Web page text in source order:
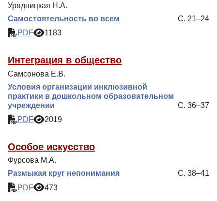
Урядницкая Н.А.
Самостоятельность во всем
С. 21–24
PDF
1183
Интеграция в общество
Самсонова Е.В.
Условия организации инклюзивной
практики в дошкольном образовательном
учреждении
С. 36–37
PDF
2019
Особое искусство
Фурсова М.А.
Размыкая круг непонимания
С. 38–41
PDF
473